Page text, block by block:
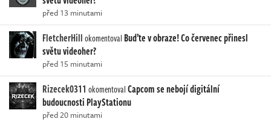
před 13 minutami
FletcherHillokomentoval Buďte v obraze! Co červenec přinesl
světu videoher?
před 15 minutami
Rizecek0311 okomentovalCapcom se nebojí digitální
budoucnosti PlayStationu
před 20 minutami